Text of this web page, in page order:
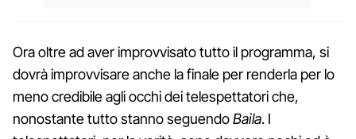
Ora oltre ad aver improvvisato tutto il programma, si
dovrà improvvisare anche la finale per renderla per lo
meno credibile agli occhi dei telespettatori che,
nonostante tutto stanno seguendoBaila. I